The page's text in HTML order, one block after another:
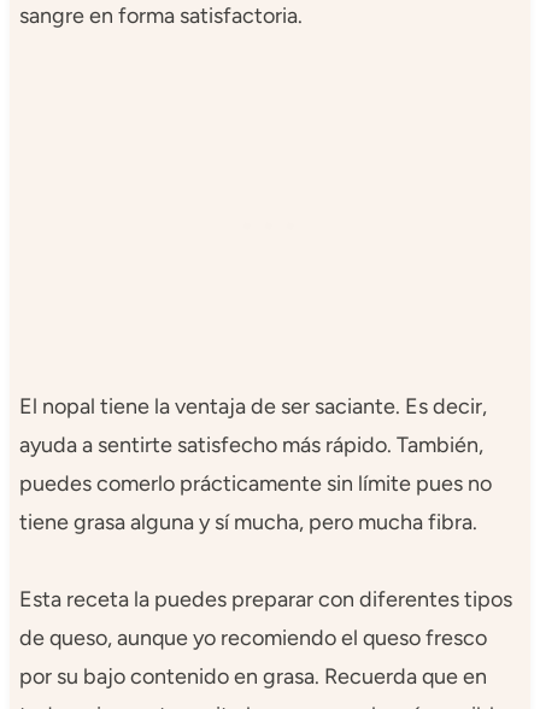
sangre en forma satisfactoria.
El nopal tiene la ventaja de ser saciante. Es decir,
ayuda a sentirte satisfecho más rápido. También,
puedes comerlo prácticamente sin límite pues no
tiene grasa alguna y sí mucha, pero mucha fibra.
Esta receta la puedes preparar con diferentes tipos
de queso, aunque yo recomiendo el queso fresco
por su bajo contenido en grasa. Recuerda que en